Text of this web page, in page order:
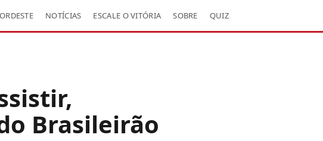
NOTÍCIAS ESCALE O VITÓRIA SOBRE QUIZ
Brasileirão